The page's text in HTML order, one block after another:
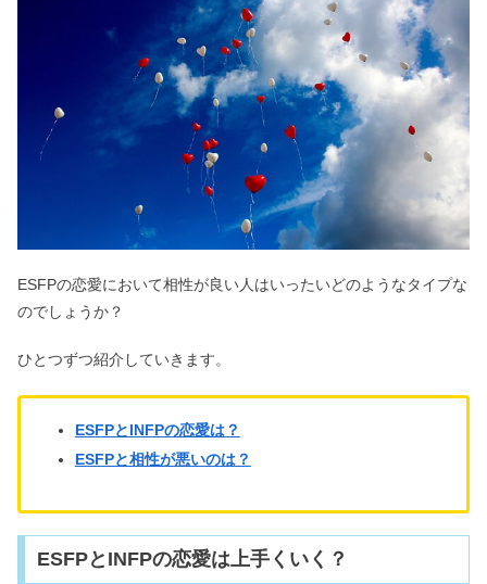
ESFPの恋愛において相性が良い人はいったいどのようなタイプな
のでしょうか？
ひとつずつ紹介していきます。
ESFPとINFPの恋愛は？
ESFPと相性が悪いのは？
ESFPとINFPの恋愛は上手くいく？